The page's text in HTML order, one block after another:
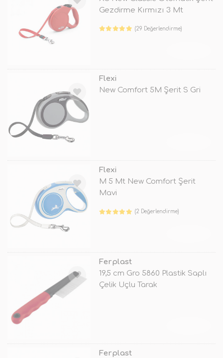
Gezdirme Kırmızı 3 Mt
(29 Değerlendirme)
Flexi
New Comfort 5M Şerit S Gri
Flexi
M 5 Mt New Comfort Şerit
Mavi
(2 Değerlendirme)
Ferplast
19,5 cm Gro 5860 Plastik Saplı
Çelik Uçlu Tarak
Ferplast